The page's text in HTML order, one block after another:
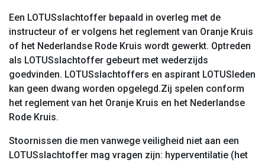
Een LOTUSslachtoffer bepaald in overleg met de
instructeur of er volgens het reglement van Oranje Kruis
of het Nederlandse Rode Kruis wordt gewerkt. Optreden
als LOTUSslachtoffer gebeurt met wederzijds
goedvinden. LOTUSslachtoffers en aspirant LOTUSleden
kan geen dwang worden opgelegd.Zij spelen conform
het reglement van het Oranje Kruis en het Nederlandse
Rode Kruis.
Stoornissen die men vanwege veiligheid niet aan een
LOTUSslachtoffer mag vragen zijn: hyperventilatie (het